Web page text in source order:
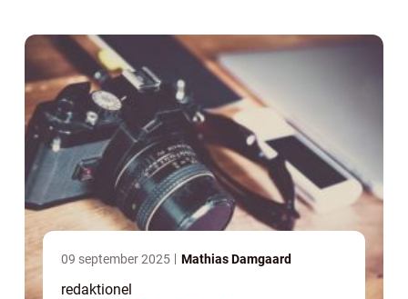
være svært...
09 september 2025 Mathias Damgaard
redaktionel